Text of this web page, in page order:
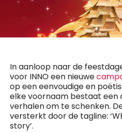
In aanloop naar de
voor INNO een nieuwe
op een eenvoudige en
elke voornaam bestaat een
verhalen om te schenken.
versterkt door de tagline:
story’.
Fred Bouchar
0498 88 64 89
f.bouchar@mm.be
Griet Byl
0475 97 12 57
g.byl@mm.be
Chief Editor
Damien Lemaire
0477 37 31 65
BEVESTIGEN
5 x week
1 x week
1 x week
10 x year